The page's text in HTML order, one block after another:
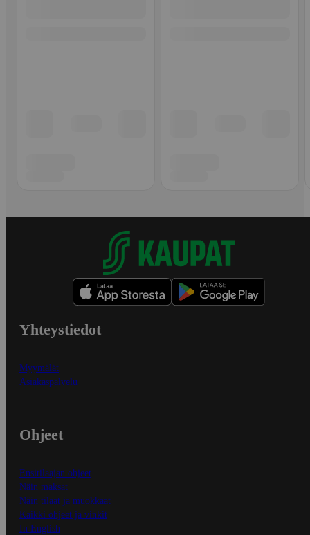
Yhteystiedot
Myymälät
Asiakaspalvelu
Ohjeet
Ensitilaajan ohjeet
Näin maksat
Näin tilaat ja muokkaat
Kaikki ohjeet ja vinkit
In English